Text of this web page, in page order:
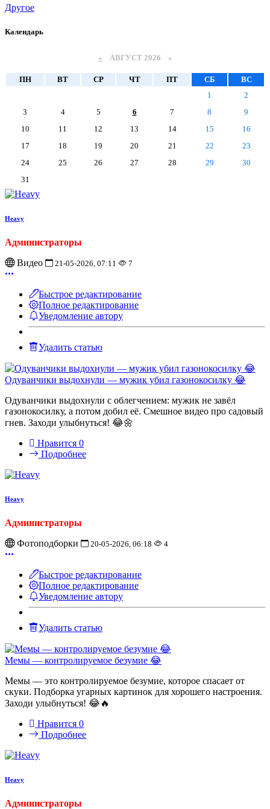
Другое
Календарь
« АВГУСТ 2026 »
ПН ВТ СР ЧТ ПТ СБ
ВС
1
2
3
4 5 6 7 8
9
10
11 12 13 14 15
16
17
18 19 20 21 22
23
24
25 26 27 28 29
30
31
Heavy
Администраторы
Видео
21-05-2026, 07:11 7
Быстрое редактирование
Полное редактирование
Уведомление автору
Удалить статью
Одуванчики выдохнули — мужик убил газонокосилку 😂
Одуванчики выдохнули с облегчением: мужик не завёл
газонокосилку, а потом добил её. Смешное видео про садовый
гнев. Заходи улыбнуться! 😂🌼
Нравится 0
Подробнее
Heavy
Администраторы
Фотоподборки
20-05-2026, 06:18 4
Быстрое редактирование
Полное редактирование
Уведомление автору
Удалить статью
Мемы — контролируемое безумие 😂
Мемы — это контролируемое безумие, которое спасает от
скуки. Подборка угарных картинок для хорошего настроения.
Заходи улыбнуться! 😂🔥
Нравится 0
Подробнее
Heavy
Администраторы